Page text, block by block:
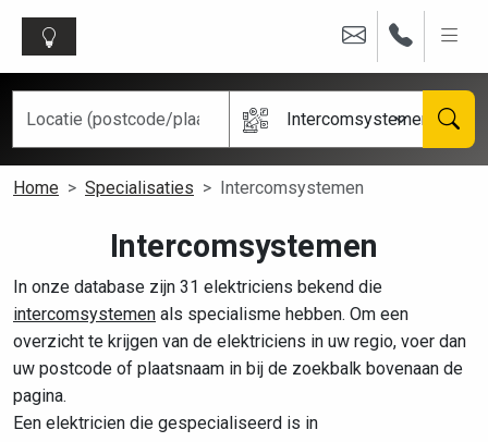
Intercomsystemen
Home Specialisaties Intercomsystemen
Intercomsystemen
In onze database zijn 31 elektriciens bekend die
intercomsystemen als specialisme hebben. Om een
overzicht te krijgen van de elektriciens in uw regio, voer dan
uw postcode of plaatsnaam in bij de zoekbalk bovenaan de
pagina.
Een elektricien die gespecialiseerd is in